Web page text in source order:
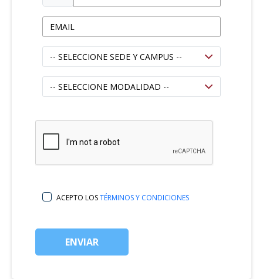
ACEPTO LOSTÉRMINOS Y CONDICIONES
ENVIAR